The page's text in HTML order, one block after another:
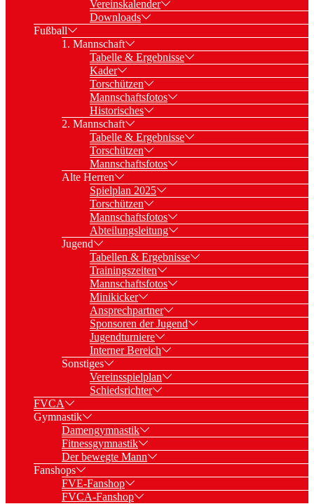
Vereinskalender
Downloads
Fußball
1. Mannschaft
Tabelle & Ergebnisse
Kader
Torschützen
Mannschaftsfotos
Historisches
2. Mannschaft
Tabelle & Ergebnisse
Torschützen
Mannschaftsfotos
Alte Herren
Spielplan 2025
Torschützen
Mannschaftsfotos
Abteilungsleitung
Jugend
Tabellen & Ergebnisse
Trainingszeiten
Mannschaftsfotos
Minikicker
Ansprechpartner
Sponsoren der Jugend
Jugendturniere
Interner Bereich
Sonstiges
Vereinsspielplan
Schiedsrichter
FVCA
Gymnastik
Damengymnastik
Fitnessgymnastik
Der bewegte Mann
Fanshops
FVE-Fanshop
FVCA-Fanshop